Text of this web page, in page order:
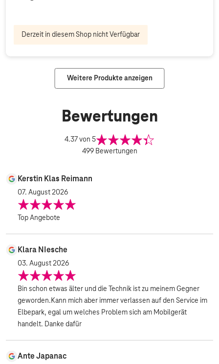
Derzeit in diesem Shop nicht Verfügbar
Weitere Produkte anzeigen
Bewertungen
4.37von 5
499 Bewertungen
Kerstin Klas Reimann
07. August 2026
Top Angebote
Klara NIesche
03. August 2026
Bin schon etwas älter und die Technik ist zu meinem Gegner
geworden.Kann mich aber immer verlassen auf den Service im
Elbepark, egal um welches Problem sich am Mobilgerät
handelt. Danke dafür
Ante Japanac